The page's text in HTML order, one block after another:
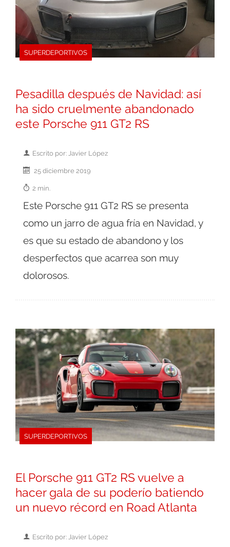
SUPERDEPORTIVOS
Pesadilla después de Navidad: así
ha sido cruelmente abandonado
este Porsche 911 GT2 RS
Escrito por: Javier López
25 diciembre 2019
2 min.
Este Porsche 911 GT2 RS se presenta
como un jarro de agua fría en Navidad, y
es que su estado de abandono y los
desperfectos que acarrea son muy
dolorosos.
SUPERDEPORTIVOS
El Porsche 911 GT2 RS vuelve a
hacer gala de su poderío batiendo
un nuevo récord en Road Atlanta
Escrito por: Javier López